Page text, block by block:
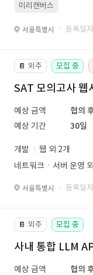
미리캔버스
서울특별시 · 등록일
📔 외주 모집 중
SAT 모의고사 웹
예상 금액
협의
예상 기간
30일
개발
웹 외 2개
네트워크ㆍ서버 운영
서울특별시 · 등록일
📔 외주 모집 중
사내 통합 LLM
예상 금액
협의